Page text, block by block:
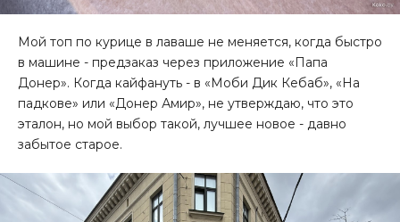
Мой топ по курице в лаваше не меняется, когда быстро
в машине - предзаказ через приложение «Папа
Донер». Когда кайфануть - в «Моби Дик Кебаб», «На
падкове» или «Донер Амир», не утверждаю, что это
эталон, но мой выбор такой, лучшее новое - давно
забытое старое.